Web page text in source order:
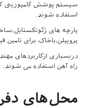
سیستم پوشش کامپوزیتی
استفاده شوند.
پارچه های
پروپیلن،باخاک برای تامین
دربسیاری ازکاربردهای
راه آهن استفاده می شوند.
محل‌های دفن